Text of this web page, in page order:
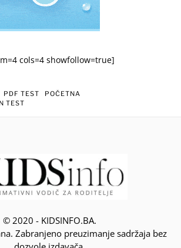
cols=4 showfollow=true]
PDF TEST
POČETNA
TEST
© 2020 - KIDSINFO.BA.
Zabranjeno preuzimanje sadržaja bez